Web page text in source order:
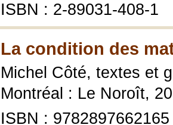
ISBN : 2-89031-408-1
La condition des
Michel Côté, textes et
Montréal : Le Noroît,
ISBN : 9782897662165